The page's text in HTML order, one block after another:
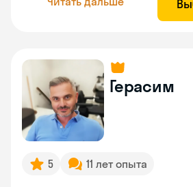
Герасим
5 11 лет опыта